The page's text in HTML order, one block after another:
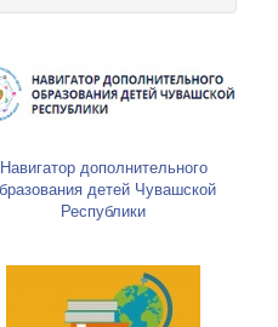
Навигатор дополнительного
детей Чувашской
Республики